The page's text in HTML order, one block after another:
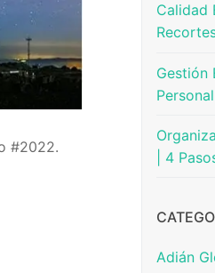
#2022.
Calidad
Gestión
| 4
Adián